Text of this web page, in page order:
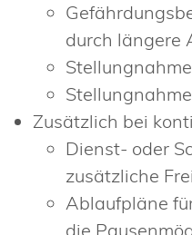
durch längere
Zusätzlich bei
Dienst- oder
zusätzliche
Ablaufpläne
die